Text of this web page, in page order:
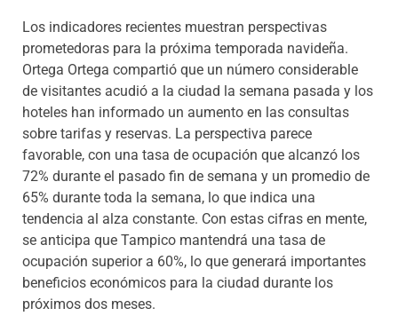
Los indicadores recientes muestran perspectivas
prometedoras para la próxima temporada navideña.
Ortega Ortega compartió que un número considerable
de visitantes acudió a la ciudad la semana pasada y los
hoteles han informado un aumento en las consultas
sobre tarifas y reservas. La perspectiva parece
favorable, con una tasa de ocupación que alcanzó los
72% durante el pasado fin de semana y un promedio de
65% durante toda la semana, lo que indica una
tendencia al alza constante. Con estas cifras en mente,
se anticipa que Tampico mantendrá una tasa de
ocupación superior a 60%, lo que generará importantes
beneficios económicos para la ciudad durante los
próximos dos meses.